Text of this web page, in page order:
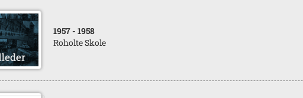
1957 - 1958
Roholte Skole